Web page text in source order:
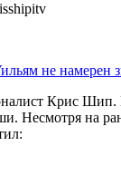
не намерен
Крис Шип.
Несмотря на